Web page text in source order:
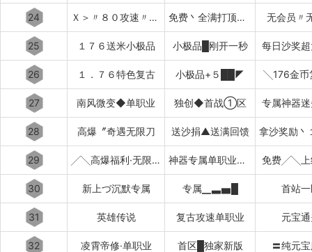
24 Ｘ＞〃８０攻速〃＜Ｘ 免费丶全满打顶赞▂▃▅▇ 无会员〃
25 １７６送米小极品 小极品█刚开一秒 每日沙奖
26 １．７６特色复古 小极品+５██◤ ╲176金
27 南风微变◆单职业 独创◆首战①区 专属神器
28 高爆〞奇遇无限刀 送沙捐▲送满回馈
29 ╱╲高爆福利·无限刀╱╲ 神器专属单职业超变中变迷失 免费╱╲上
30 新上づ沉默专属 专属▁▃▅█ 首站
31 英雄传说 复古攻速单职业 元宝
32 凌霄帝修·单职业 首区█独家新版 〓纯元